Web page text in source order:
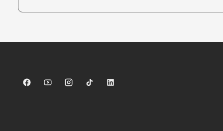
Sparkasse auf Facebook
Sparkasse auf Youtube
Sparkasse auf Instagram
Sparkasse auf TikTok
Sparkasse auf LinkedIn